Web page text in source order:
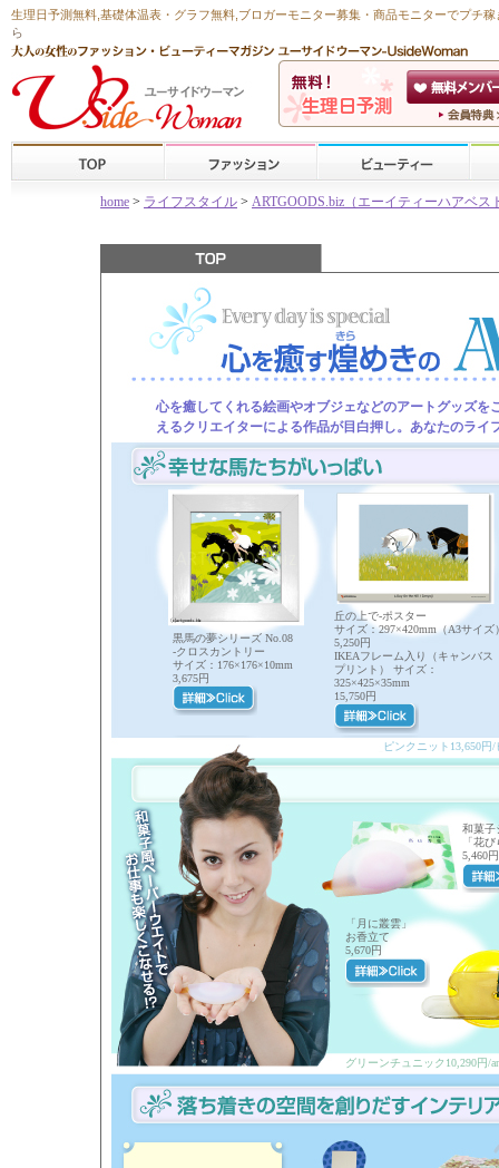
生理日予測無料 基礎体温表・グラフ無料 ,ブロガーモニター募集・商品モニターでプチ稼
ら
home > ライフスタイル > ARTGOODS.biz（エーイティーハアベ
心を癒してくれる絵画やオブジェなどのアートグッズを
えるクリエイターによる作品が目白押し。あなたのライ
黒馬の夢シリーズ No.08
-クロスカントリー
サイズ：176×176×10mm
3,675円
丘の上で-ポスター
サイズ：297×420mm（A3サイズ
5,250円
IKEAフレーム入り（キャンバス
プリント） サイズ：
325×425×35mm
15,750円
ピンクニット13,650円
「月に叢雲」
お香立て
5,670円
和菓子
「花
5,460円
グリーンチュニック10,290円/